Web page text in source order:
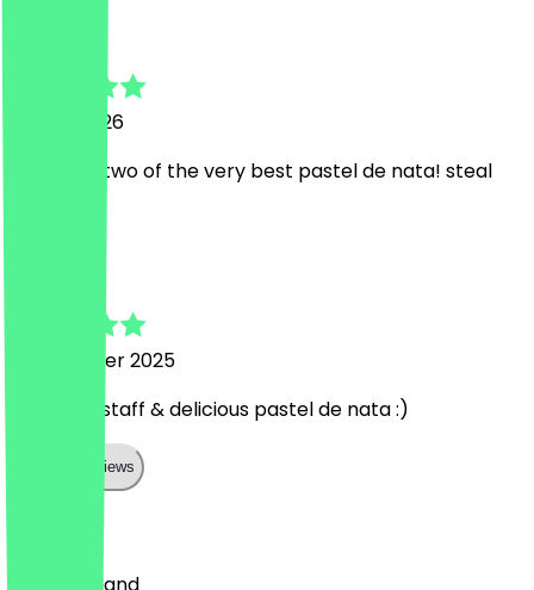
15 april 2026
2,45€ for two of the very best pastel de nata! steal
6 november 2025
Very kind staff & delicious pastel de nata :)
Show all reviews
🇩🇪 Duitsland